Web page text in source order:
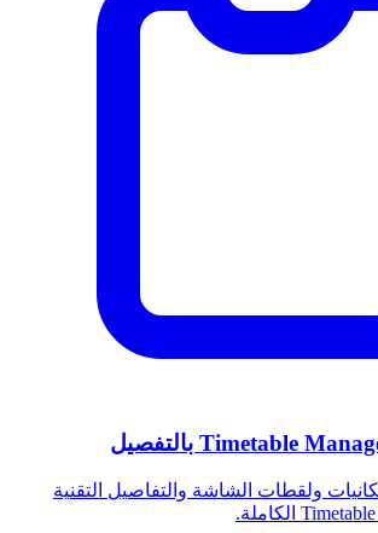
ولقطات الشاشة والتفاصيل التقنية